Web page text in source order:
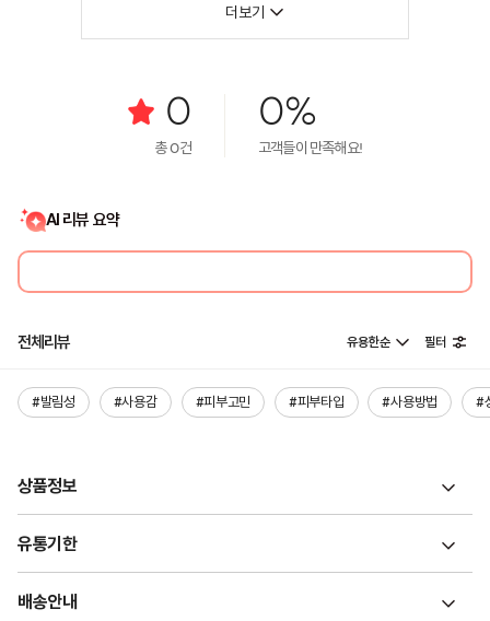
더보기
0
총0건
0%
고객들이 만족해요!
AI 리뷰 요약
전체리뷰 유용한순 필터
#발림성 #사용감 #피부고민 #피부타입 #사용방법 #
상품정보
유통기한
배송안내